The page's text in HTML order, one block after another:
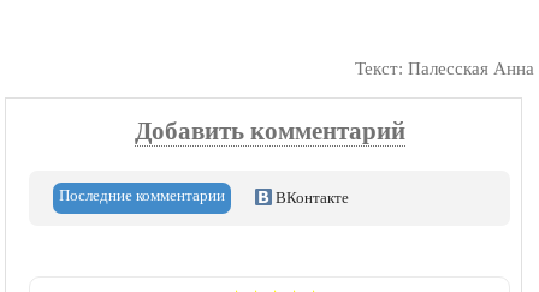
Текст: Палесская Анна
Добавить комментарий
Последние комментарии ВКонтакте